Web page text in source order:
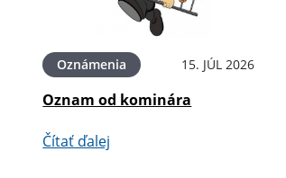
Oznámenia 15. JÚL 2026
Oznam od kominára
Čítať ďalej